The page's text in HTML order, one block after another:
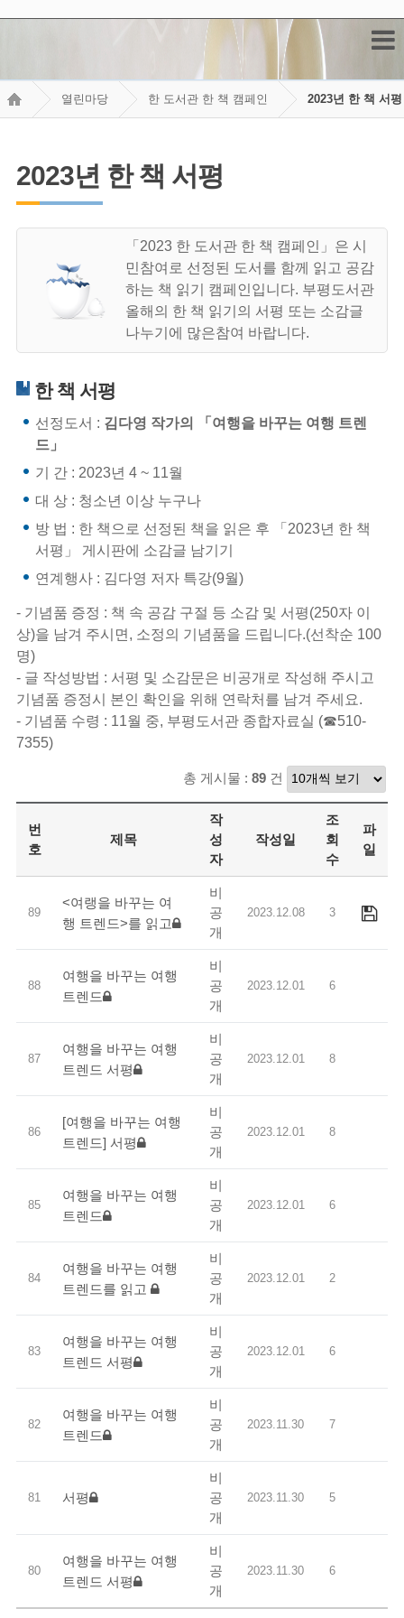
열린마당 한 도서관 한 책 캠페인 2023년 한 책 서평
2023년 한 책 서평
「2023 한 도서관 한 책 캠페인」은 시
민참여로 선정된 도서를 함께 읽고 공감
하는 책 읽기 캠페인입니다. 부평도서관
올해의 한 책 읽기의 서평 또는 소감글
나누기에 많은참여 바랍니다.
한 책 서평
선정도서 : 김다영 작가의 「여행을 바꾸는 여행 트렌
드」
기 간 : 2023년 4 ~ 11월
대 상 : 청소년 이상 누구나
방 법 : 한 책으로 선정된 책을 읽은 후 「2023년 한 책
서평」 게시판에 소감글 남기기
연계행사 : 김다영 저자 특강(9월)
- 기념품 증정 : 책 속 공감 구절 등 소감 및 서평(250자 이
상)을 남겨 주시면, 소정의 기념품을 드립니다.(선착순 100
명)
- 글 작성방법 : 서평 및 소감문은 비공개로 작성해 주시고
기념품 증정시 본인 확인을 위해 연락처를 남겨 주세요.
- 기념품 수령 : 11월 중, 부평도서관 종합자료실 (☎510-
7355)
총 게시물 :89 건
번
호
제목
작
성
자
작성일
조
회
수
파
일
89
<여랭을 바꾸는 여
행 트렌드>를 읽고
비
공
개
2023.12.08 3
88
여행을 바꾸는 여행
트렌드
비
공
개
2023.12.01 6
87
여행을 바꾸는 여행
트렌드 서평
비
공
개
2023.12.01 8
86
[여행을 바꾸는 여행
트렌드] 서평
비
공
개
2023.12.01 8
85
여행을 바꾸는 여행
트렌드
비
공
개
2023.12.01 6
84
여행을 바꾸는 여행
트렌드를 읽고
비
공
개
2023.12.01 2
83
여행을 바꾸는 여행
트렌드 서평
비
공
개
2023.12.01 6
82
여행을 바꾸는 여행
트렌드
비
공
개
2023.11.30 7
81 서평
비
공
개
2023.11.30 5
80
여행을 바꾸는 여행
트렌드 서평
비
공
개
2023.11.30 6